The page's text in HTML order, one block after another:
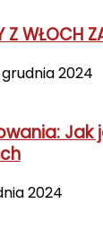
Z WŁOCH
grudnia 2024
Jak
2024